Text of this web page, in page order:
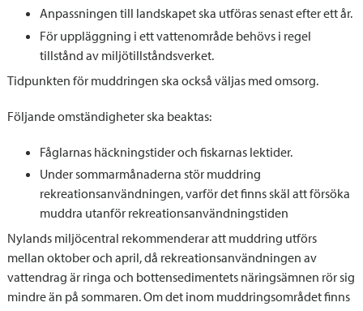
Anpassningen till landskapet ska utföras senast efter ett år.
För uppläggning i ett vattenområde behövs i regel
tillstånd av miljötillståndsverket.
Tidpunkten för muddringen ska också väljas med omsorg.
Följande omständigheter ska beaktas:
Fåglarnas häckningstider och fiskarnas lektider.
Under sommarmånaderna stör muddring
rekreationsanvändningen, varför det finns skäl att försöka
muddra utanför rekreationsanvändningstiden
Nylands miljöcentral rekommenderar att muddring utförs
mellan oktober och april, då rekreationsanvändningen av
vattendrag är ringa och bottensedimentets näringsämnen rör sig
mindre än på sommaren. Om det inom muddringsområdet finns